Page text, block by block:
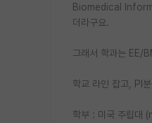
Biomedical
더라구요.
그래서 학과는 EE/
학교 라인 잡고, PI
학부 : 미국 주립